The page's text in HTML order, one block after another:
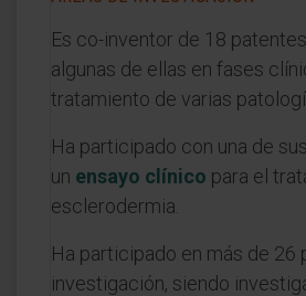
Es co-inventor de 18
algunas de ellas en fases
tratamiento de varias
Ha participado con una de
un ensayo clínico para el
esclerodermia.
Ha participado en más de 26
investigación, siendo